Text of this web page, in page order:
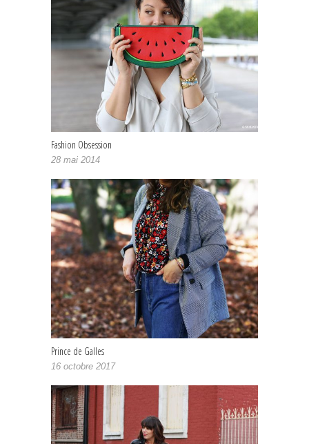
Fashion Obsession
28 mai 2014
Prince de Galles
16 octobre 2017